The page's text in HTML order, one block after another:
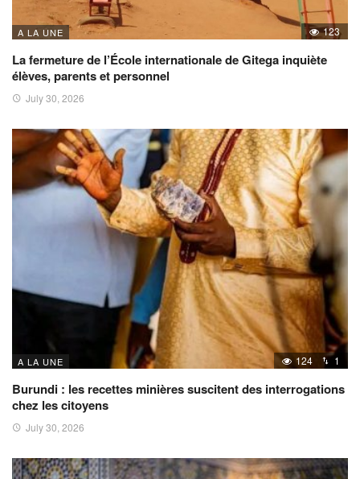
A LA UNE 123
La fermeture de l’École internationale de Gitega inquiète
élèves, parents et personnel
July 30, 2026
A LA UNE 124 1
Burundi : les recettes minières suscitent des interrogations
chez les citoyens
July 30, 2026